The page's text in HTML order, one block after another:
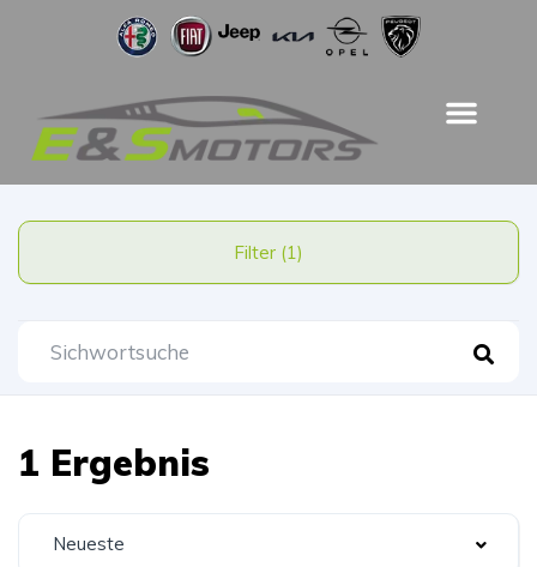
Filter (1)
1 Ergebnis
Neueste